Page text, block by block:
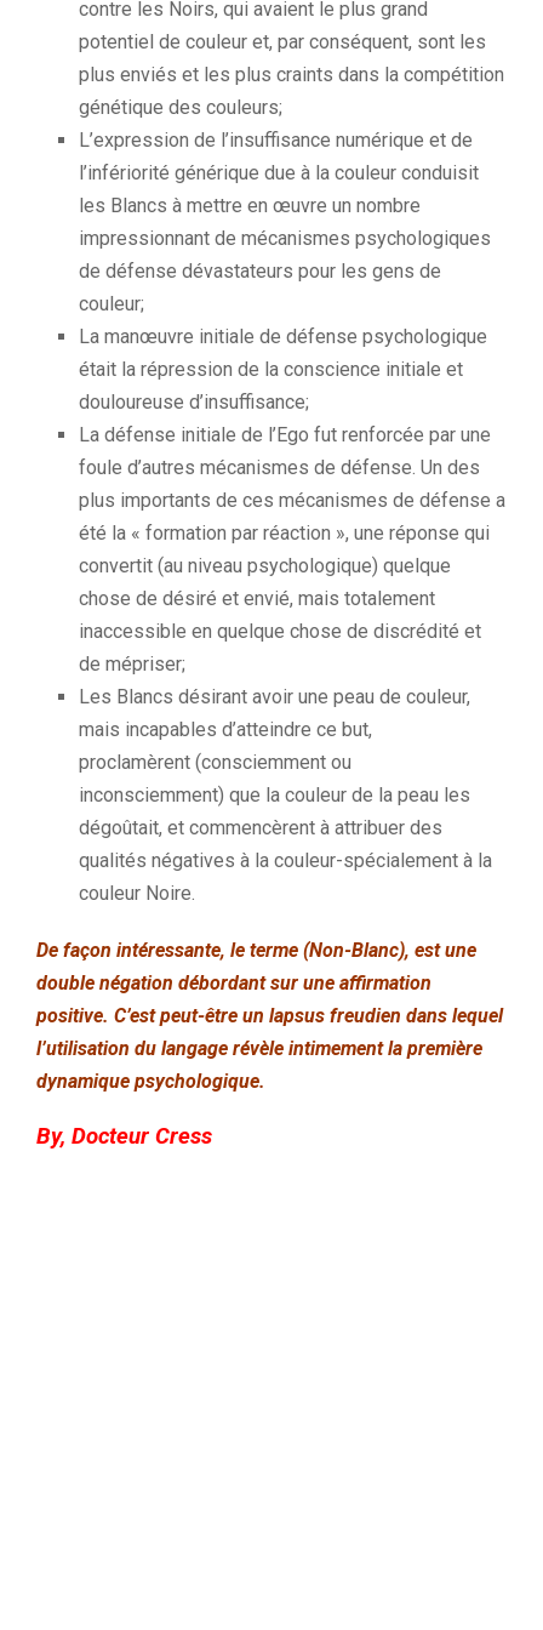
contre les Noirs, qui avaient le plus grand
potentiel de couleur et, par conséquent, sont les
plus enviés et les plus craints dans la compétition
génétique des couleurs;
L’expression de l’insuffisance numérique et de
l’infériorité générique due à la couleur conduisit
les Blancs à mettre en œuvre un nombre
impressionnant de mécanismes psychologiques
de défense dévastateurs pour les gens de
couleur;
La manœuvre initiale de défense psychologique
était la répression de la conscience initiale et
douloureuse d’insuffisance;
La défense initiale de l’Ego fut renforcée par une
foule d’autres mécanismes de défense. Un des
plus importants de ces mécanismes de défense a
été la « formation par réaction », une réponse qui
convertit (au niveau psychologique) quelque
chose de désiré et envié, mais totalement
inaccessible en quelque chose de discrédité et
de mépriser;
Les Blancs désirant avoir une peau de couleur,
mais incapables d’atteindre ce but,
proclamèrent (consciemment ou
inconsciemment) que la couleur de la peau les
dégoûtait, et commencèrent à attribuer des
qualités négatives à la couleur-spécialement à la
couleur Noire.
De façon intéressante, le terme (Non-Blanc), est une
double négation débordant sur une affirmation
positive. C’est peut-être un lapsus freudien dans lequel
l’utilisation du langage révèle intimement la première
dynamique psychologique.
By, Docteur Cress